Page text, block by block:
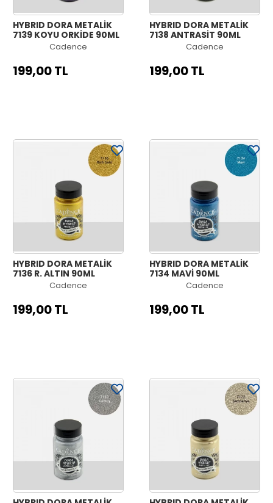
HYBRID DORA METALİK
7139 KOYU ORKİDE 90ML
Cadence
199,00 TL
HYBRID DORA METALİK
7138 ANTRASİT 90ML
Cadence
199,00 TL
HYBRID DORA METALİK
7136 R. ALTIN 90ML
Cadence
199,00 TL
HYBRID DORA METALİK
7134 MAVİ 90ML
Cadence
199,00 TL